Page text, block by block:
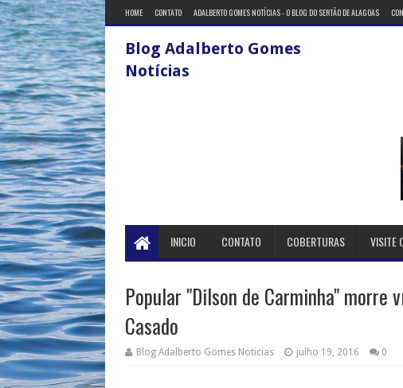
HOME CONTATO ADALBERTO GOMES NOTÍCIAS - O BLOG DO SERTÃO DE ALAGOAS
Blog Adalberto Gomes
Notícias
INICIO CONTATO COBERTURAS VISITE
Popular "Dilson de Carminha" morre
Casado
Blog Adalberto Gomes Noticias julho 19, 2016 0